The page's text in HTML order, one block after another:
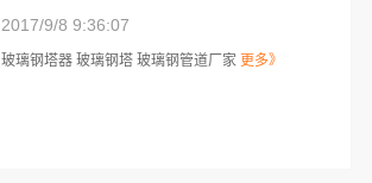
2017/9/8 9:36:07
玻璃钢塔器 玻璃钢塔 玻璃钢管道厂家 更多》